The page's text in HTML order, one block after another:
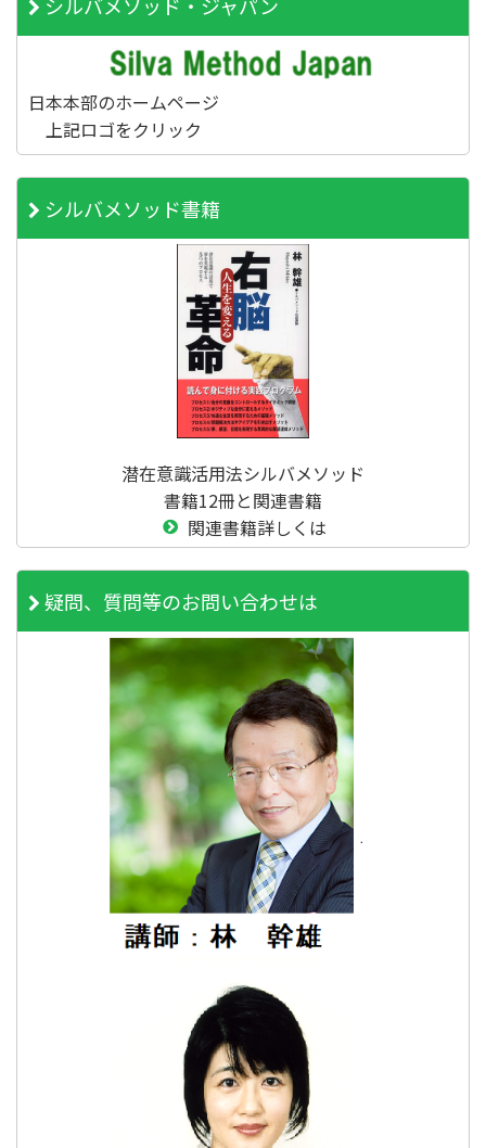
日本本部のホームページ
上記ロゴをクリック
シルバメソッド書籍
潜在意識活用法シルバメソッド
書籍12冊と関連書籍
関連書籍詳しくは
疑問、質問等のお問い合わせは